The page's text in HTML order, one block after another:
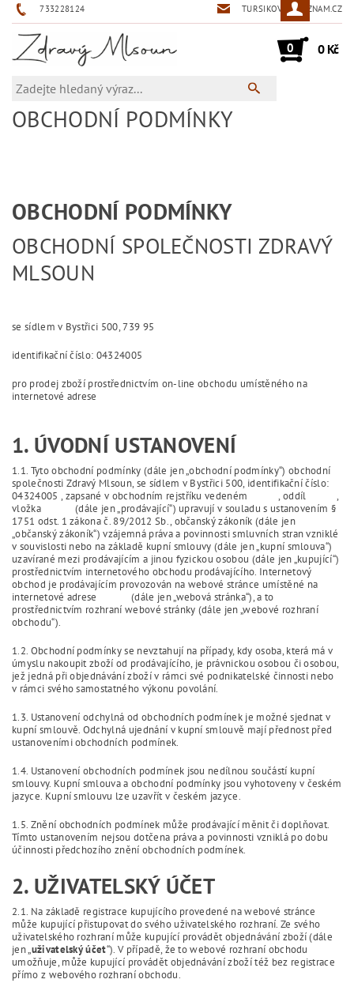
733228124 TURSIKOVA@SEZNAM.CZ
0 0 Kč
OBCHODNÍ PODMÍNKY
OBCHODNÍ PODMÍNKY
OBCHODNÍ SPOLEČNOSTI ZDRAVÝ
MLSOUN
se sídlem v Bystřici 500, 739 95
identifikační číslo: 04324005
pro prodej zboží prostřednictvím on-line obchodu umístěného na
internetové adrese
1. ÚVODNÍ USTANOVENÍ
1.1. Tyto obchodní podmínky (dále jen „obchodní podmínky“) obchodní
společnosti Zdravý Mlsoun, se sídlem v Bystřici 500, identifikační číslo:
04324005 , zapsané v obchodním rejstříku vedeném , oddíl ,
vložka (dále jen „prodávající“) upravují v souladu s ustanovením §
1751 odst. 1 zákona č. 89/2012 Sb., občanský zákoník (dále jen
„občanský zákoník“) vzájemná práva a povinnosti smluvních stran vzniklé
v souvislosti nebo na základě kupní smlouvy (dále jen „kupní smlouva“)
uzavírané mezi prodávajícím a jinou fyzickou osobou (dále jen „kupující“)
prostřednictvím internetového obchodu prodávajícího. Internetový
obchod je prodávajícím provozován na webové stránce umístěné na
internetové adrese (dále jen „webová stránka“), a to
prostřednictvím rozhraní webové stránky (dále jen „webové rozhraní
obchodu“).
1.2. Obchodní podmínky se nevztahují na případy, kdy osoba, která má v
úmyslu nakoupit zboží od prodávajícího, je právnickou osobou či osobou,
jež jedná při objednávání zboží v rámci své podnikatelské činnosti nebo
v rámci svého samostatného výkonu povolání.
1.3. Ustanovení odchylná od obchodních podmínek je možné sjednat v
kupní smlouvě. Odchylná ujednání v kupní smlouvě mají přednost před
ustanoveními obchodních podmínek.
1.4. Ustanovení obchodních podmínek jsou nedílnou součástí kupní
smlouvy. Kupní smlouva a obchodní podmínky jsou vyhotoveny v českém
jazyce. Kupní smlouvu lze uzavřít v českém jazyce.
1.5. Znění obchodních podmínek může prodávající měnit či doplňovat.
Tímto ustanovením nejsou dotčena práva a povinnosti vzniklá po dobu
účinnosti předchozího znění obchodních podmínek.
2. UŽIVATELSKÝ ÚČET
2.1. Na základě registrace kupujícího provedené na webové stránce
může kupující přistupovat do svého uživatelského rozhraní. Ze svého
uživatelského rozhraní může kupující provádět objednávání zboží (dále
jen „uživatelský účet“). V případě, že to webové rozhraní obchodu
umožňuje, může kupující provádět objednávání zboží též bez registrace
přímo z webového rozhraní obchodu.